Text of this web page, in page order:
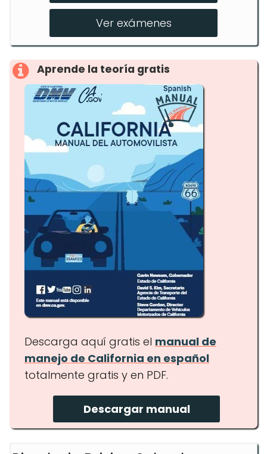
Prueba en carretera
Ver exámenes
Aprende la teoría gratis
Descarga aquí gratis el manual de
manejo de California en español
totalmente gratis y en PDF.
Descargar manual